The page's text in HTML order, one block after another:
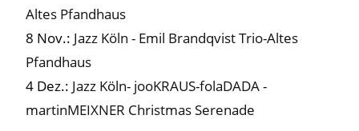
Altes Pfandhaus
8 Nov.: Jazz Köln - Emil Brandqvist Trio-Altes
Pfandhaus
4 Dez.: Jazz Köln- jooKRAUS-folaDADA -
martinMEIXNER Christmas Serenade